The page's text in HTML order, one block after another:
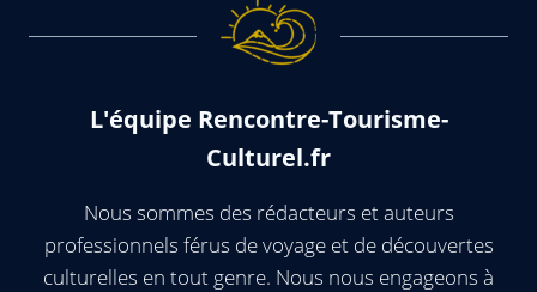
L'équipe Rencontre-Tourisme-
Culturel.fr
Nous sommes des rédacteurs et auteurs
professionnels férus de voyage et de découvertes
culturelles en tout genre. Nous nous engageons à